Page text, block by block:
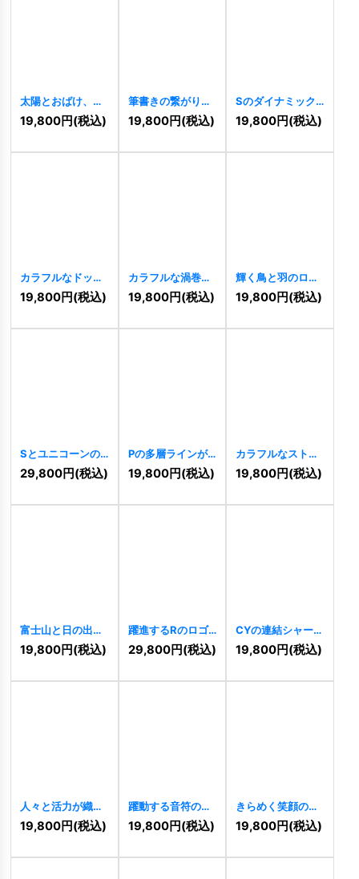
太陽とおばけ、星
と葉っぱの楽しい
ロゴ 10288]
19,800円(税込)
筆書きの繋がりと
無限大のロゴ
10199 ]
19,800円(税込)
Sのダイナミック
ロゴ[10126]
19,800円(税込)
カラフルなドット
の家ロゴ [10122]
19,800円(税込)
カラフルな渦巻き
のロゴ [10120]
19,800円(税込)
輝く鳥と羽のロゴ
[10996]
19,800円(税込)
Sとユニコーンの
優雅なロゴ
10917 ]
29,800円(税込)
Pの多層ラインが
示すのロゴ
10903]
19,800円(税込)
カラフルなストラ
イプのMロゴ
10495]
19,800円(税込)
富士山と日の出を
思わせる扇形ロゴ
9857
19,800円(税込)
躍進するRのロゴ
[9805]
29,800円(税込)
CYの連結シャープ
な未来ロゴ
9738 ]
19,800円(税込)
人々と活力が織り
なす協力の輪ロゴ
9726
19,800円(税込)
躍動する音符のロ
ゴ[ 9686]
19,800円(税込)
きらめく笑顔のカ
ラフル星ロゴ
9687 ]
19,800円(税込)